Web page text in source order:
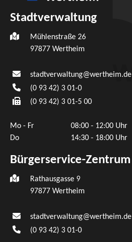
Stadtverwaltung
Mühlenstraße 26
97877 Wertheim
stadtverwaltung@wertheim.de
(0 93 42) 3 01-0
(0 93 42) 3 01-5 00
Mo - Fr
08:00 - 12:00 Uhr
Do
14:30 - 18:00 Uhr
Bürgerservice-Zentrum
Rathausgasse 9
97877 Wertheim
stadtverwaltung@wertheim.de
(0 93 42) 3 01-0